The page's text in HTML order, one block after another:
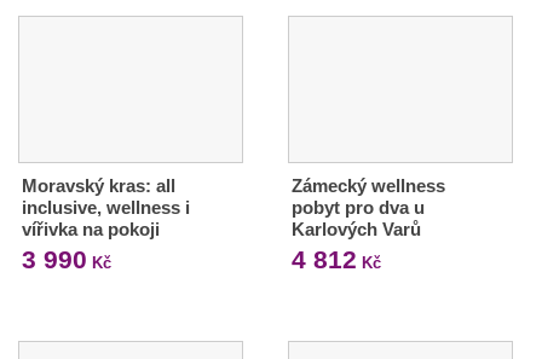
Moravský kras: all
inclusive, wellness i
vířivka na pokoji
3 990 Kč
Zámecký wellness
pobyt pro dva u
Karlových Varů
4 812 Kč